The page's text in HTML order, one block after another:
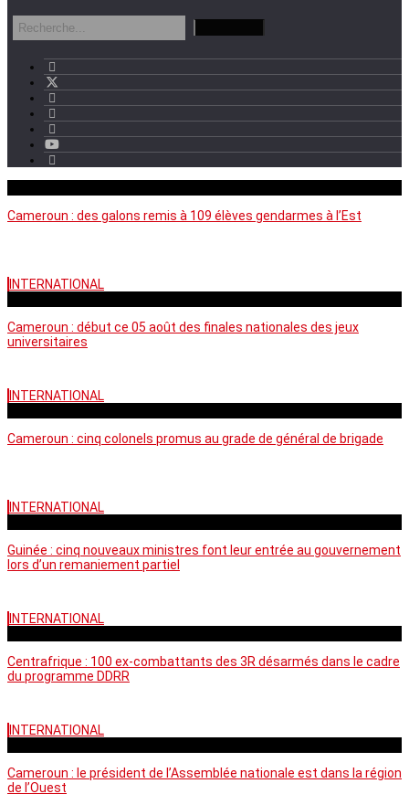
Cameroun : des galons remis à 109 élèves gendarmes à l’Est
INTERNATIONAL
Cameroun : début ce 05 août des finales nationales des jeux
universitaires
INTERNATIONAL
Cameroun : cinq colonels promus au grade de général de brigade
INTERNATIONAL
Guinée : cinq nouveaux ministres font leur entrée au gouvernement
lors d’un remaniement partiel
INTERNATIONAL
Centrafrique : 100 ex-combattants des 3R désarmés dans le cadre
du programme DDRR
INTERNATIONAL
Cameroun : le président de l’Assemblée nationale est dans la région
de l’Ouest